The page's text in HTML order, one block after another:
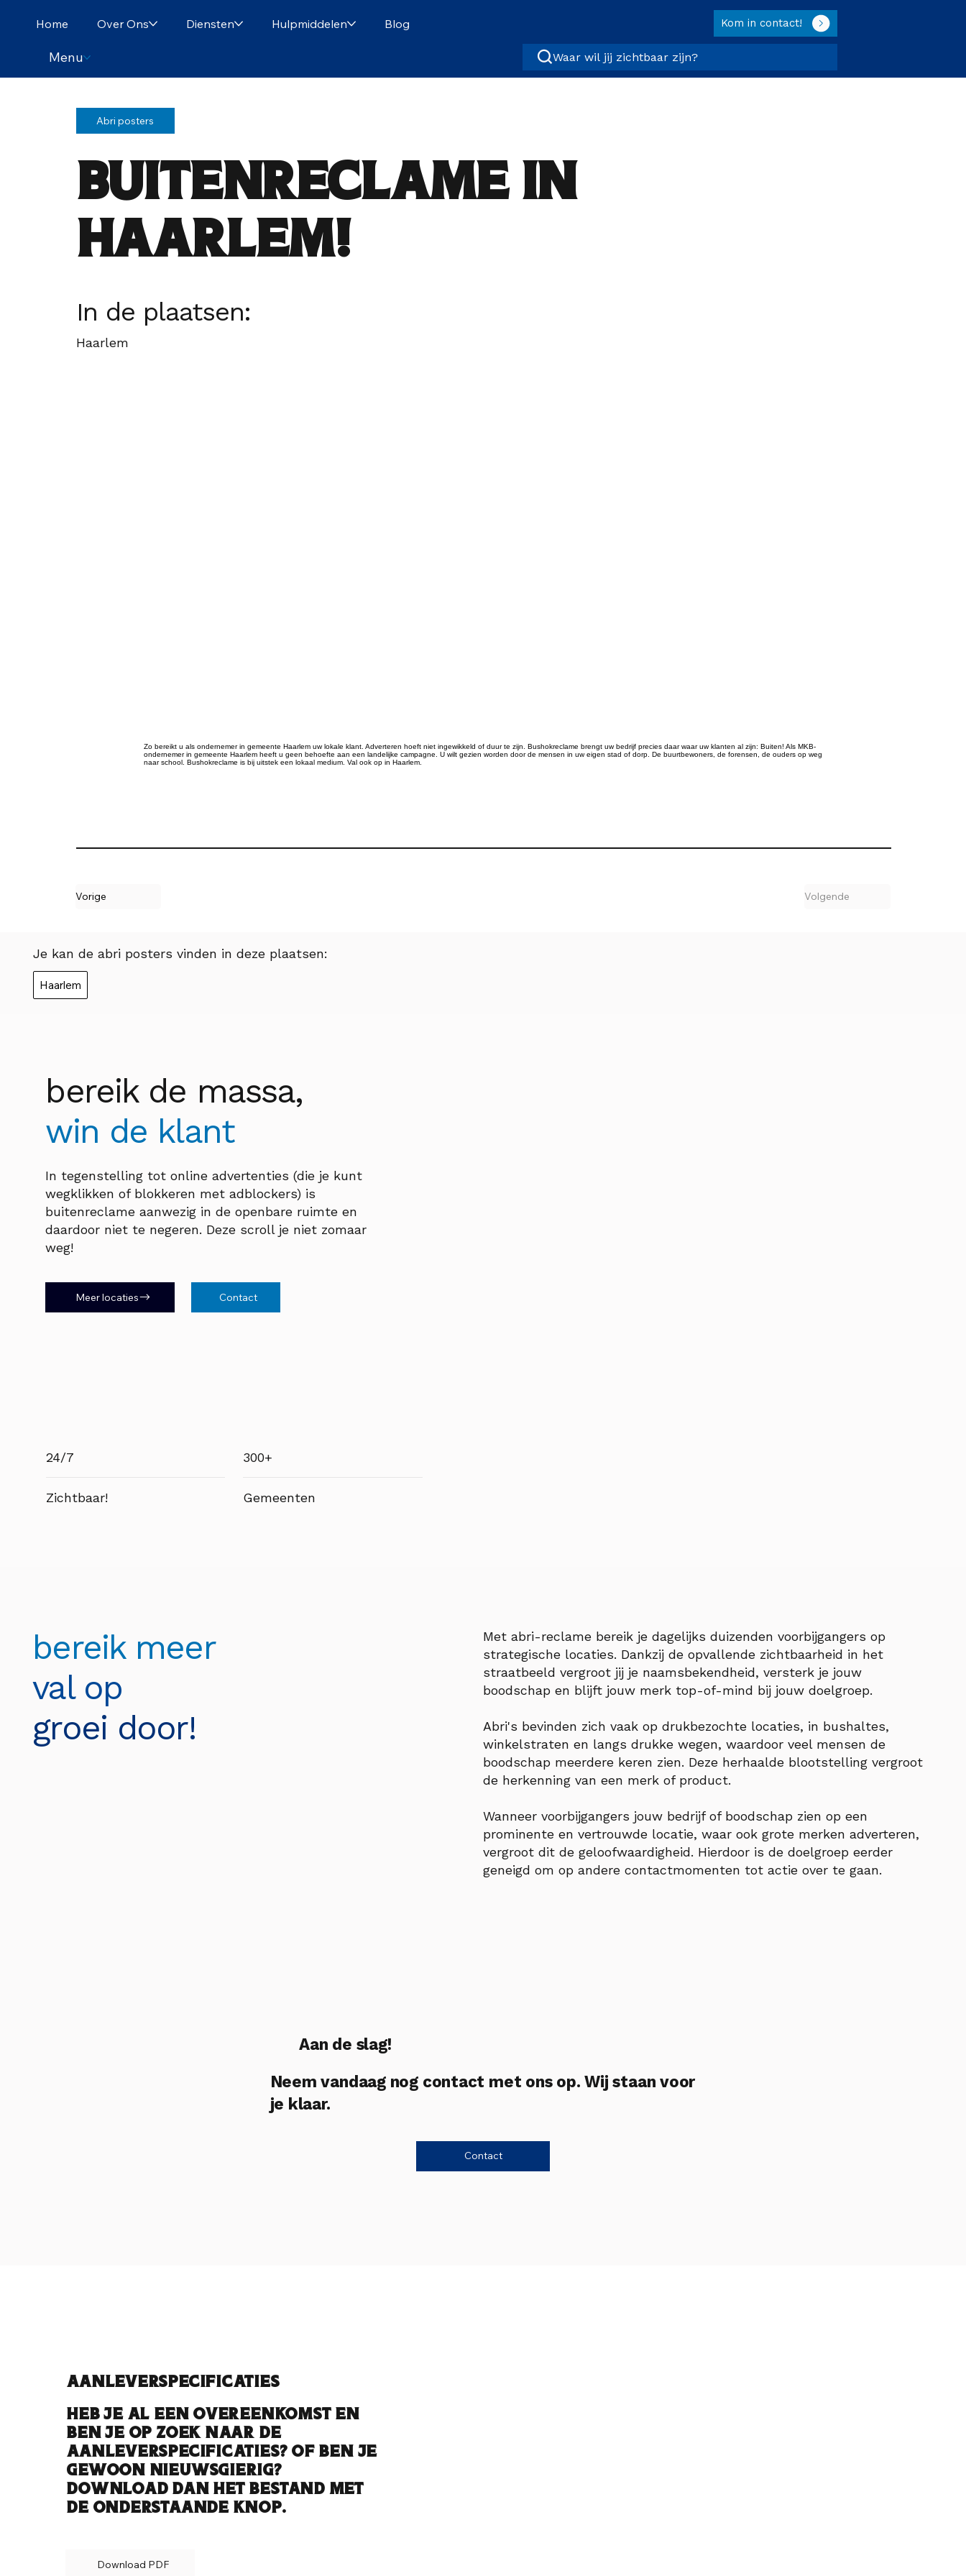
Home Over Ons Diensten Hulpmiddelen Blog Kom in contact!
Menu Waar wil jij zichtbaar zijn?
Abri posters
Buitenreclame in
Haarlem!
In de plaatsen:
Haarlem
Zo bereikt u als ondernemer in gemeente Haarlem uw lokale klant. Adverteren hoeft niet ingewikkeld of duur te zijn. Bushokreclame brengt uw bedrijf precies daar waar uw klanten al zijn: Buiten! Als MKB-
ondernemer in gemeente Haarlem heeft u geen behoefte aan een landelijke campagne. U wilt gezien worden door de mensen in uw eigen stad of dorp. De buurtbewoners, de forensen, de ouders op weg
naar school. Bushokreclame is bij uitstek een lokaal medium. Val ook op in Haarlem.
Vorige Volgende
Je kan de abri posters vinden in deze plaatsen:
Haarlem
bereik de massa,
win de klant
In tegenstelling tot online advertenties (die je kunt
wegklikken of blokkeren met adblockers) is
buitenreclame aanwezig in de openbare ruimte en
daardoor niet te negeren. Deze scroll je niet zomaar
weg!
Meer locaties Contact
24/7
Zichtbaar!
300+
Gemeenten
bereik meer
val op
groei door!
Met abri-reclame bereik je dagelijks duizenden voorbijgangers op
strategische locaties. Dankzij de opvallende zichtbaarheid in het
straatbeeld vergroot jij je naamsbekendheid, versterk je jouw
boodschap en blijft jouw merk top-of-mind bij jouw doelgroep.
Abri's bevinden zich vaak op drukbezochte locaties, in bushaltes,
winkelstraten en langs drukke wegen, waardoor veel mensen de
boodschap meerdere keren zien. Deze herhaalde blootstelling vergroot
de herkenning van een merk of product.
Wanneer voorbijgangers jouw bedrijf of boodschap zien op een
prominente en vertrouwde locatie, waar ook grote merken adverteren,
vergroot dit de geloofwaardigheid. Hierdoor is de doelgroep eerder
geneigd om op andere contactmomenten tot actie over te gaan.
Aan de slag!
Neem vandaag nog contact met ons op. Wij staan voor
je klaar.
Contact
Aanleverspecificaties
Heb je al een overeenkomst en
ben je op zoek naar de
aanleverspecificaties? Of ben je
gewoon nieuwsgierig?
Download dan het bestand met
de onderstaande knop.
Download PDF